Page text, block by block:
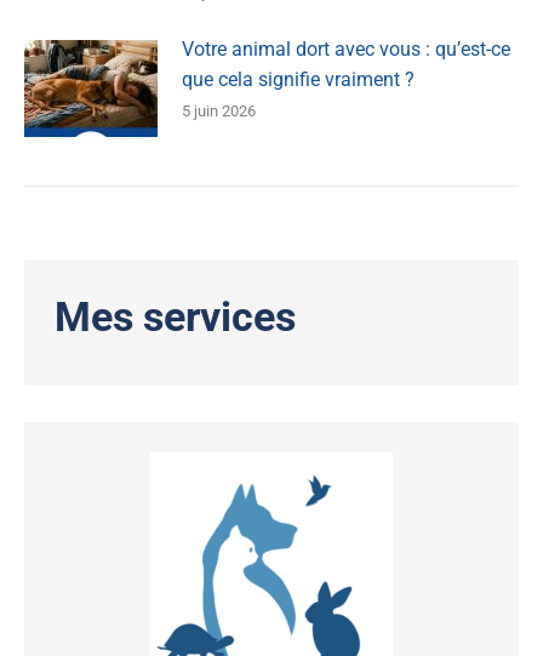
Votre animal dort avec vous : qu’est-ce
que cela signifie vraiment ?
5 juin 2026
Mes services